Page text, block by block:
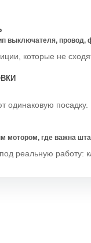
выключателя,
которые не
одинаковую
мотором, где важна
реальную работу: